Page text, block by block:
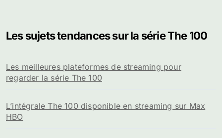
Les sujets tendances sur la série The 100
Les meilleures plateformes de streaming pour
regarder la série The 100
L’intégrale The 100 disponible en streaming sur Max
HBO